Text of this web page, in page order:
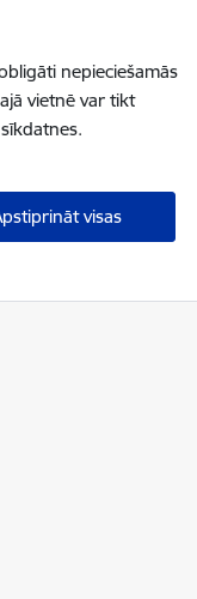
nepieciešamās
vietnē var tikt
visas